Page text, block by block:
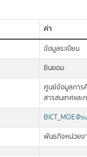
ค่า
ข้อมูลระเบียน
ยินยอม
ศูนย์ข้อมูลการ
สารสนเทศและ
พันธกิจหน่วยง